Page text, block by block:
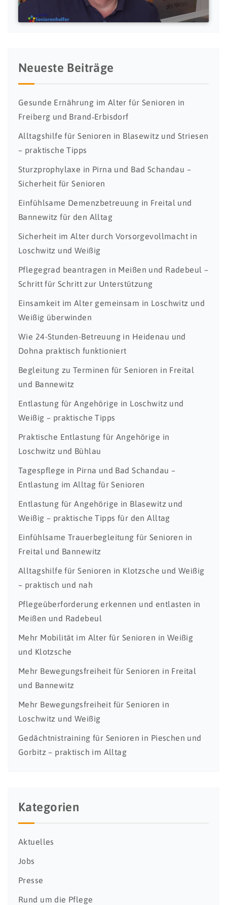
Neueste Beiträge
Gesunde Ernährung im Alter für Senioren in
Freiberg und Brand‑Erbisdorf
Alltagshilfe für Senioren in Blasewitz und Striesen
– praktische Tipps
Sturzprophylaxe in Pirna und Bad Schandau –
Sicherheit für Senioren
Einfühlsame Demenzbetreuung in Freital und
Bannewitz für den Alltag
Sicherheit im Alter durch Vorsorgevollmacht in
Loschwitz und Weißig
Pflegegrad beantragen in Meißen und Radebeul –
Schritt für Schritt zur Unterstützung
Einsamkeit im Alter gemeinsam in Loschwitz und
Weißig überwinden
Wie 24-Stunden-Betreuung in Heidenau und
Dohna praktisch funktioniert
Begleitung zu Terminen für Senioren in Freital
und Bannewitz
Entlastung für Angehörige in Loschwitz und
Weißig – praktische Tipps
Praktische Entlastung für Angehörige in
Loschwitz und Bühlau
Tagespflege in Pirna und Bad Schandau –
Entlastung im Alltag für Senioren
Entlastung für Angehörige in Blasewitz und
Weißig – praktische Tipps für den Alltag
Einfühlsame Trauerbegleitung für Senioren in
Freital und Bannewitz
Alltagshilfe für Senioren in Klotzsche und Weißig
– praktisch und nah
Pflegeüberforderung erkennen und entlasten in
Meißen und Radebeul
Mehr Mobilität im Alter für Senioren in Weißig
und Klotzsche
Mehr Bewegungsfreiheit für Senioren in Freital
und Bannewitz
Mehr Bewegungsfreiheit für Senioren in
Loschwitz und Weißig
Gedächtnistraining für Senioren in Pieschen und
Gorbitz – praktisch im Alltag
Kategorien
Aktuelles
Jobs
Presse
Rund um die Pflege